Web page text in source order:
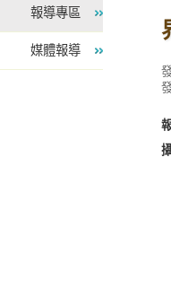
報導專區
媒體報導